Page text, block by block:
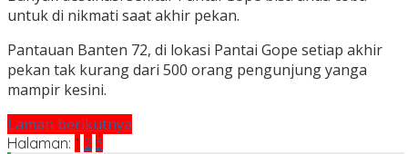
untuk di nikmati saat akhir pekan.
Pantauan Banten 72, di lokasi Pantai Gope setiap akhir
pekan tak kurang dari 500 orang pengunjung yanga
mampir kesini.
Laman berikutnya
Halaman: 1 2 3